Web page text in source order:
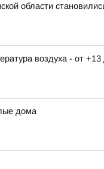
области
воздуха - от +13
дома